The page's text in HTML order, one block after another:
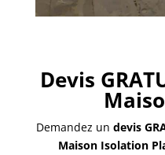
Devis
Demandez un devis
Maison Isolation